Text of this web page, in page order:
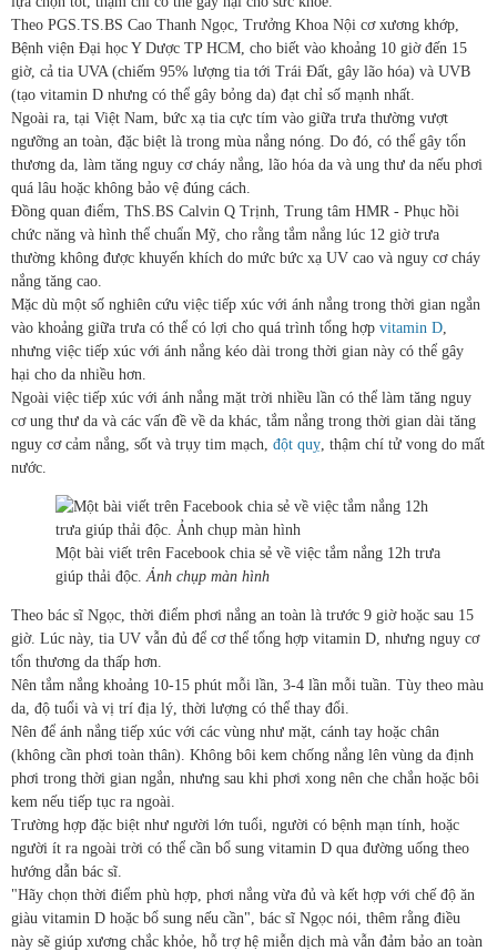
Theo PGS.TS.BS Cao Thanh Ngọc, Trưởng Khoa Nội cơ xương khớp,
Bệnh viện Đại học Y Dược TP HCM, cho biết vào khoảng 10 giờ đến 15
giờ, cả tia UVA (chiếm 95% lượng tia tới Trái Đất, gây lão hóa) và UVB
(tạo vitamin D nhưng có thể gây bỏng da) đạt chỉ số mạnh nhất.
Ngoài ra, tại Việt Nam, bức xạ tia cực tím vào giữa trưa thường vượt
ngưỡng an toàn, đặc biệt là trong mùa nắng nóng. Do đó, có thể gây tổn
thương da, làm tăng nguy cơ cháy nắng, lão hóa da và ung thư da nếu phơi
quá lâu hoặc không bảo vệ đúng cách.
Đồng quan điểm, ThS.BS Calvin Q Trịnh, Trung tâm HMR - Phục hồi
chức năng và hình thể chuẩn Mỹ, cho rằng tắm nắng lúc 12 giờ trưa
thường không được khuyến khích do mức bức xạ UV cao và nguy cơ cháy
nắng tăng cao.
Mặc dù một số nghiên cứu việc tiếp xúc với ánh nắng trong thời gian ngắn
vào khoảng giữa trưa có thể có lợi cho quá trình tổng hợp vitamin D
nhưng việc tiếp xúc với ánh nắng kéo dài trong thời gian này có thể gây
hại cho da nhiều hơn.
Ngoài việc tiếp xúc với ánh nắng mặt trời nhiều lần có thể làm tăng nguy
cơ ung thư da và các vấn đề về da khác, tắm nắng trong thời gian dài tăng
nguy cơ cảm nắng, sốt và trụy tim mạch, đột quỵ , thậm chí tử vong do mất
nước.
Một bài viết trên Facebook chia sẻ về việc tắm nắng 12h trưa
giúp thải độc. Ảnh chụp màn hình
Theo bác sĩ Ngọc, thời điểm phơi nắng an toàn là trước 9 giờ hoặc sau 15
giờ. Lúc này, tia UV vẫn đủ để cơ thể tổng hợp vitamin D, nhưng nguy cơ
tổn thương da thấp hơn.
Nên tắm nắng khoảng 10-15 phút mỗi lần, 3-4 lần mỗi tuần. Tùy theo màu
da, độ tuổi và vị trí địa lý, thời lượng có thể thay đổi.
Nên để ánh nắng tiếp xúc với các vùng như mặt, cánh tay hoặc chân
(không cần phơi toàn thân). Không bôi kem chống nắng lên vùng da định
phơi trong thời gian ngắn, nhưng sau khi phơi xong nên che chắn hoặc bôi
kem nếu tiếp tục ra ngoài.
Trường hợp đặc biệt như người lớn tuổi, người có bệnh mạn tính, hoặc
người ít ra ngoài trời có thể cần bổ sung vitamin D qua đường uống theo
hướng dẫn bác sĩ.
"Hãy chọn thời điểm phù hợp, phơi nắng vừa đủ và kết hợp với chế độ ăn
giàu vitamin D hoặc bổ sung nếu cần", bác sĩ Ngọc nói, thêm rằng điều
này sẽ giúp xương chắc khỏe, hỗ trợ hệ miễn dịch mà vẫn đảm bảo an toàn